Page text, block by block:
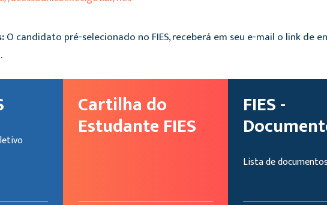
O candidato pré-selecionado no FIES, receberá em seu e-mail o link de
Cartilha do
Estudante FIES
FIES -
Lista de